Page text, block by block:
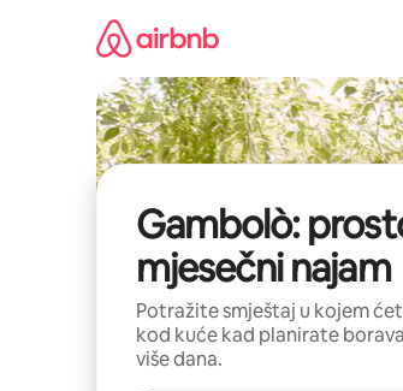
Gambolò:
mjesečni najam
Potražite smještaj u kojem
kod kuće kad planirate
više dana.